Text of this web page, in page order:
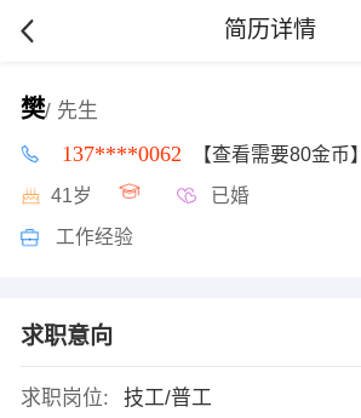
简历详情
樊/ 先生
137****0062 【查看需要80金币】
41岁 已婚
工作经验
求职意向
求职岗位:
技工/普工